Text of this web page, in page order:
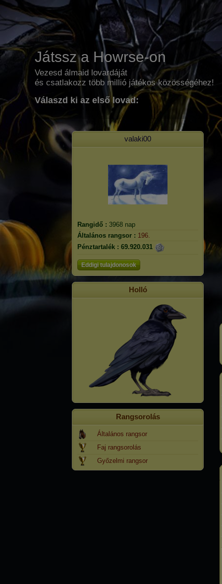
Játssz a Howrse-on
Vezesd álmaid lovardáját
és csatlakozz több millió játékos közösségéhez!
Válaszd ki az első lovad:
valaki00
Rangidő : 3968 nap
Általános rangsor : 196.
Pénztartalék : 69.920.031
Eddigi tulajdonosok
Holló
Rangsorolás
Általános rangsor
Faj rangsorolás
Győzelmi rangsor